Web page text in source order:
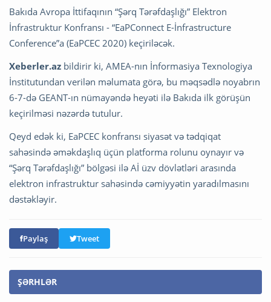
Bakıda Avropa İttifaqının “Şərq Tərəfdaşlığı” Elektron
İnfrastruktur Konfransı - “EaPConnect E-İnfrastructure
Conference”a (EaPCEC 2020) keçiriləcək.
Xeberler.az bildirir ki, AMEA-nın İnformasiya Texnologiya
İnstitutundan verilən məlumata görə, bu məqsədlə noyabrın
6-7-də GEANT-ın nümayəndə heyəti ilə Bakıda ilk görüşün
keçirilməsi nəzərdə tutulur.
Qeyd edək ki, EaPCEC konfransı siyasət və tədqiqat
sahəsində əməkdaşlıq üçün platforma rolunu oynayır və
“Şərq Tərəfdaşlığı” bölgəsi ilə Aİ üzv dövlətləri arasında
elektron infrastruktur sahəsində cəmiyyətin yaradılmasını
dəstəkləyir.
Paylaş Tweet
ŞƏRHLƏR